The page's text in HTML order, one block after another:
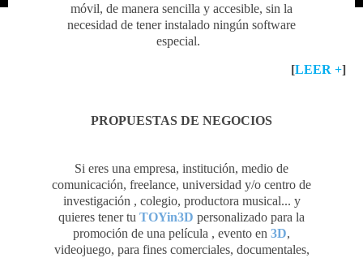
móvil, de manera sencilla y accesible, sin la
necesidad de tener instalado ningún software
especial.
[LEER +]
PROPUESTAS DE NEGOCIOS
Si eres una empresa, institución, medio de
comunicación, freelance, universidad y/o centro de
investigación , colegio, productora musical... y
quieres tener tu TOYin3D personalizado para la
promoción de una película , evento en 3D,
videojuego, para fines comerciales, documentales,